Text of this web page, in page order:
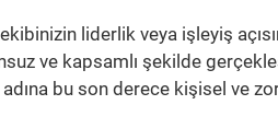
liderlik veya işleyiş
ve kapsamlı şekilde
bu son derece kişisel ve